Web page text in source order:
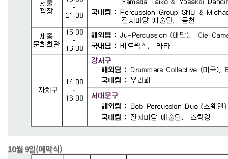
10월 9일(폐막식)